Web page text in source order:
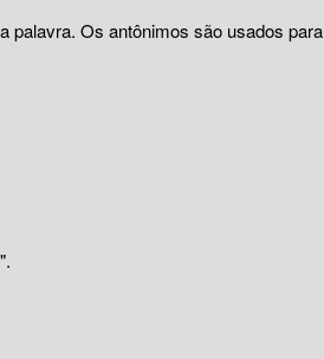
palavra. Os antônimos são usados para